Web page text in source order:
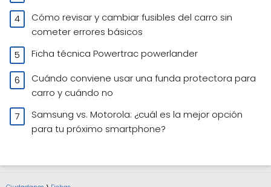
Cómo revisar y cambiar fusibles del carro sin
cometer errores básicos
Ficha técnica Powertrac powerlander
Cuándo conviene usar una funda protectora para
carro y cuándo no
Samsung vs. Motorola: ¿cuál es la mejor opción
para tu próximo smartphone?